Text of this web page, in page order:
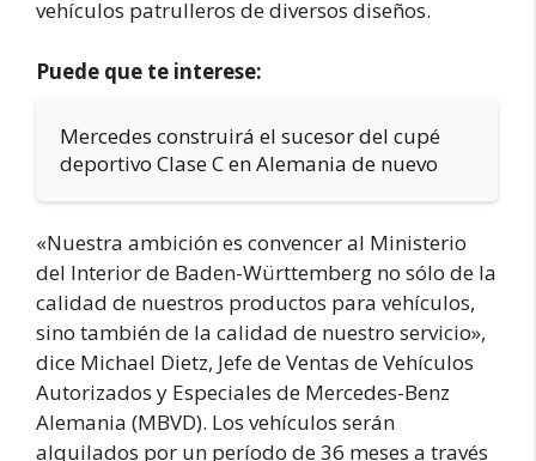
vehículos patrulleros de diversos diseños.
Puede que te interese:
Mercedes construirá el sucesor del cupé
deportivo Clase C en Alemania de nuevo
«Nuestra ambición es convencer al Ministerio
del Interior de Baden-Württemberg no sólo de la
calidad de nuestros productos para vehículos,
sino también de la calidad de nuestro servicio»,
dice Michael Dietz, Jefe de Ventas de Vehículos
Autorizados y Especiales de Mercedes-Benz
Alemania (MBVD). Los vehículos serán
alquilados por un período de 36 meses a través